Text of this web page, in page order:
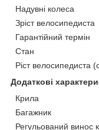
Надувні колеса
Зріст велосипедиста
Гарантійний термін
Стан
Ріст велосипедиста
Додаткові
Крила
Багажник
Регульований винос